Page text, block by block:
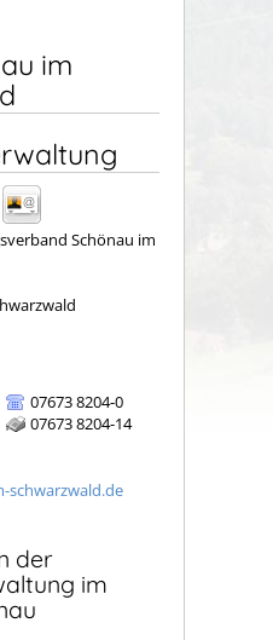
im
Schönau im
07673 8204-0
07673 8204-14
schwarzwald.de
der
im